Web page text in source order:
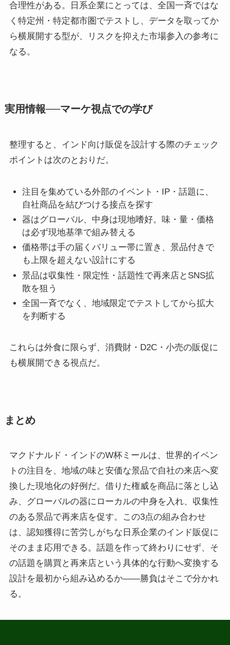
合理性がある。日系企業にとっては、全国一斉ではな
く特定州・特定都市圏でテストし、データを取ってか
ら横展開する型が、リスクを抑えた市場参入の参考に
なる。
実用情報──マーケ視点での学び
整理すると、インド向け販促を設計する際のチェック
ポイントは次のとおりだ。
注目を集めている外部のイベント・IP・話題に、
自社商品を結びつける接点を探す
器はグローバル、中身は現地嗜好。味・量・価格
は必ず現地基準で組み替える
価格帯は手の届くバリュー帯に置き、景品付きで
も上限を超えない設計にする
景品は収集性・限定性・話題性で再来店とSNS拡
散を狙う
全国一斉でなく、地域限定でテストしてから拡大
を判断する
これらは外食に限らず、消費財・D2C・小売の販促に
も横展開できる視点だ。
まとめ
マクドナルド・インドのW杯ミールは、世界的イベン
トの注目を、地域の味と安価な景品で自社の来店へ変
換した現地化の好例だ。借りた権威を商品に落とし込
み、グローバルの器にローカルの中身を入れ、収集性
のある景品で再来店を促す。この3点の組み合わせ
は、認知獲得に苦労しがちな日系企業のインド販促に
そのまま応用できる。話題を作って終わりにせず、そ
の話題を購買と再来店という具体的な行動へ変換する
設計を最初から組み込めるか——勝負はそこで分かれ
る。